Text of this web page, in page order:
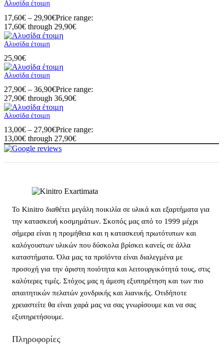
Αλυσίδα έτοιμη
17,60€ – 29,90€Price range:
17,60€ through 29,90€
Αλυσίδα έτοιμη
25,90€
Αλυσίδα έτοιμη
27,90€ – 36,90€Price range:
27,90€ through 36,90€
Αλυσίδα έτοιμη
13,00€ – 27,90€Price range:
13,00€ through 27,90€
Το Kinitro διαθέτει μεγάλη ποικιλία σε υλικά και εξαρτήματα για
την κατασκευή κοσμημάτων. Σκοπός μας από το 1999 μέχρι
σήμερα είναι η προμήθεια και η κατασκευή πρωτότυπων και
καλόγουστων υλικών που δύσκολα βρίσκει κανείς σε άλλα
καταστήματα. Όλα μας τα προϊόντα είναι διαλεγμένα με
προσοχή για την άριστη ποιότητα και λειτουργικότητά τους, στις
καλύτερες τιμές. Στόχος μας η άμεση εξυπηρέτηση και των πιο
απαιτητικών πελατών χονδρικής και λιανικής. Οτιδήποτε
χρειαστείτε θα είναι χαρά μας να σας γνωρίσουμε και να σας
εξυπηρετήσουμε.
Πληροφορίες